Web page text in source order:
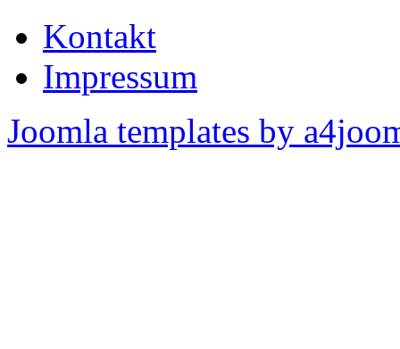
Kontakt
Impressum
Joomla templates by